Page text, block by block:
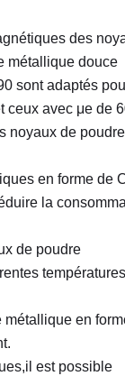
des
métallique douce
sont adaptés
ceux avec μe de
noyaux de poudre
en forme de
la
de poudre
en
est possible